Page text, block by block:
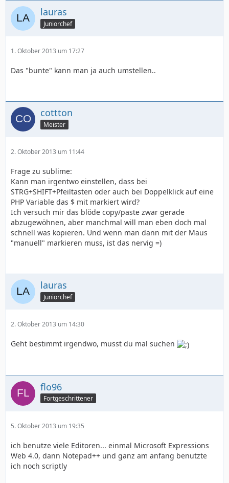
lauras
Juniorchef
1. Oktober 2013 um 17:27
Das "bunte" kann man ja auch umstellen..
cottton
Meister
2. Oktober 2013 um 11:44
Frage zu sublime:
Kann man irgentwo einstellen, dass bei
STRG+SHIFT+Pfeiltasten oder auch bei Doppelklick auf eine
PHP Variable das $ mit markiert wird?
Ich versuch mir das blöde copy/paste zwar gerade
abzugewöhnen, aber manchmal will man eben doch mal
schnell was kopieren. Und wenn man dann mit der Maus
"manuell" markieren muss, ist das nervig =)
lauras
Juniorchef
2. Oktober 2013 um 14:30
Geht bestimmt irgendwo, musst du mal suchen
flo96
Fortgeschrittener
5. Oktober 2013 um 19:35
ich benutze viele Editoren... einmal Microsoft Expressions
Web 4.0, dann Notepad++ und ganz am anfang benutzte
ich noch scriptly